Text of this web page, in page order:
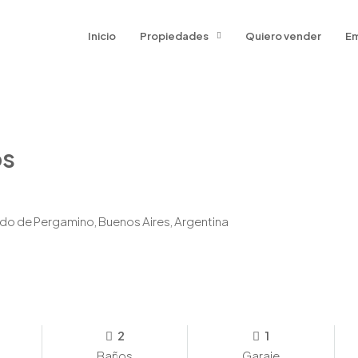
Inicio Propiedades Quiero vender
de Pergamino, Buenos Aires, Argentina
2
1